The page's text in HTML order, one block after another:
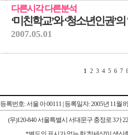
다른시각 다른분석
‘미친학교’와 ‘청소년인권’
2007.05.01
1 2 3 4 5 6 7
등록번호: 서울 아 00111 | 등록일자: 2005년 11월
(우)120-840 서울특별시 서대문구 충정로 3가